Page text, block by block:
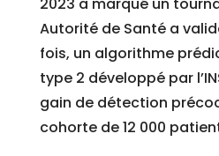
Autorité de Santé a
fois, un algorithme
type 2 développé par
gain de détection
cohorte de 12 000